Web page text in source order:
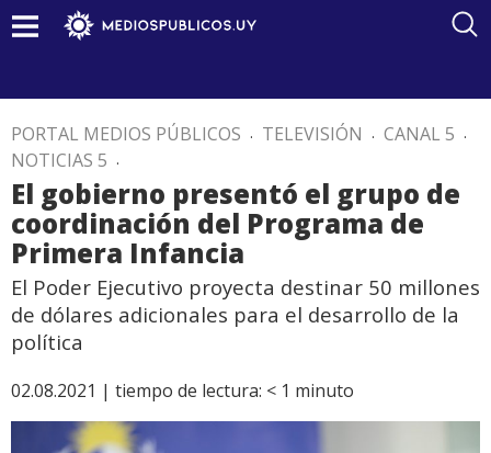
PORTAL MEDIOS PÚBLICOS . TELEVISIÓN . CANAL 5 .
NOTICIAS 5 .
El gobierno presentó el grupo de
coordinación del Programa de
Primera Infancia
El Poder Ejecutivo proyecta destinar 50 millones
de dólares adicionales para el desarrollo de la
política
02.08.2021 | tiempo de lectura: < 1 minuto